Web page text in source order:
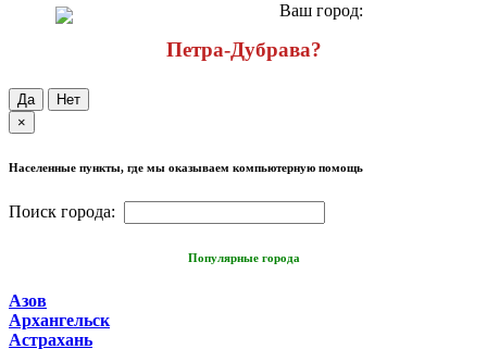
Ваш город:
Петра-Дубрава?
Да
Нет
×
Населенные пункты, где мы оказываем компьютерную помощь
Поиск города:
Популярные города
Азов
Архангельск
Астрахань